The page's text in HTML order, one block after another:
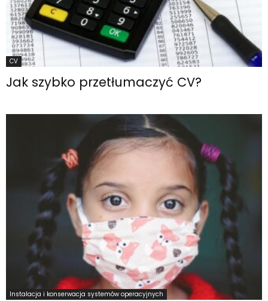
CV
Jak szybko przetłumaczyć CV?
Instalacja i konserwacja systemów operacyjnych